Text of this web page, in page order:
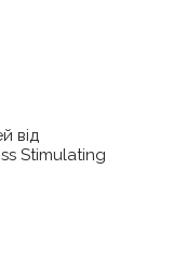
від
Stimulating